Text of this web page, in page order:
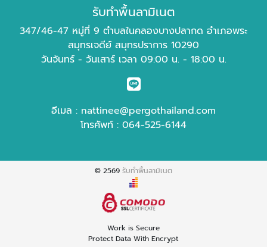
รับทำพื้นลามิเนต
347/46-47 หมู่ที่ 9 ตำบลในคลองบางปลากด อำเภอพระ
สมุทรเจดีย์ สมุทรปราการ 10290
วันจันทร์ - วันเสาร์ เวลา 09:00 น. - 18:00 น.
อีเมล : nattinee@pergothailand.com
โทรศัพท์ : 064-525-6144
© 2569 รับทำพื้นลามิเนต
Work is Secure
Protect Data With Encrypt